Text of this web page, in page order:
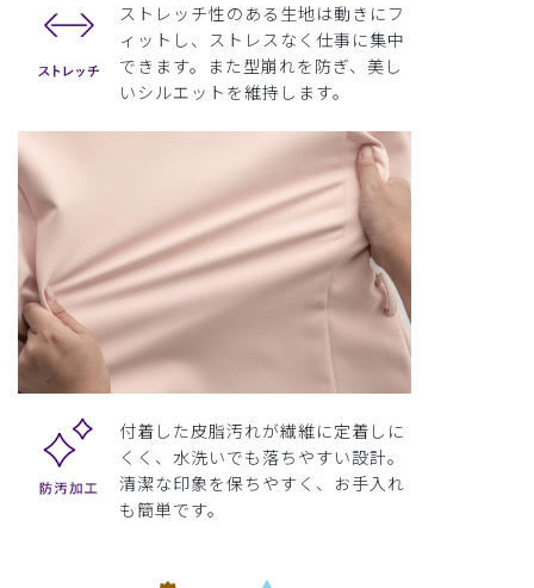
ストレッチ性のある生地は動きにフ
ィットし、ストレスなく仕事に集中
できます。また型崩れを防ぎ、美し
いシルエットを維持します。
付着した皮脂汚れが繊維に定着しに
くく、水洗いでも落ちやすい設計。
清潔な印象を保ちやすく、お手入れ
も簡単です。